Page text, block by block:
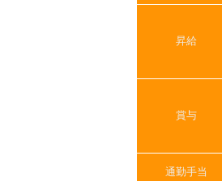
昇給
賞与
通勤手当